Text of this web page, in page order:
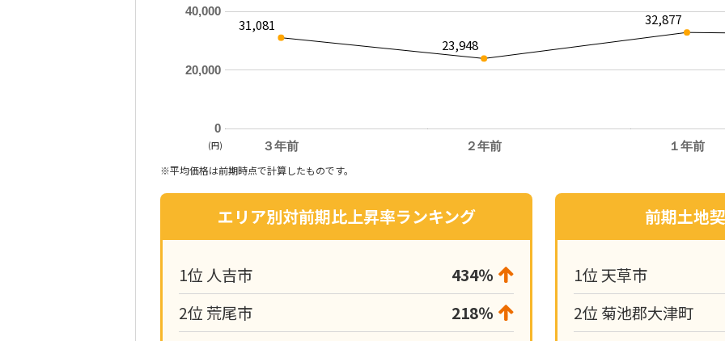
３年前 ２年前 １年前
0
20,000
40,000
31,081
23,948
32,877
(円)
※平均価格は前期時点で計算したものです。
エリア別対前期比上昇率ランキング
1位 人吉市
434％
2位 荒尾市
218％
前期土地
1位 天草市
2位 菊池郡大津町